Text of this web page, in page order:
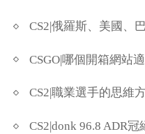
CS2|俄羅斯、美國、
CSGO|哪個開箱網站適
CS2|職業選手的思維
CS2|donk 96.8 ADR